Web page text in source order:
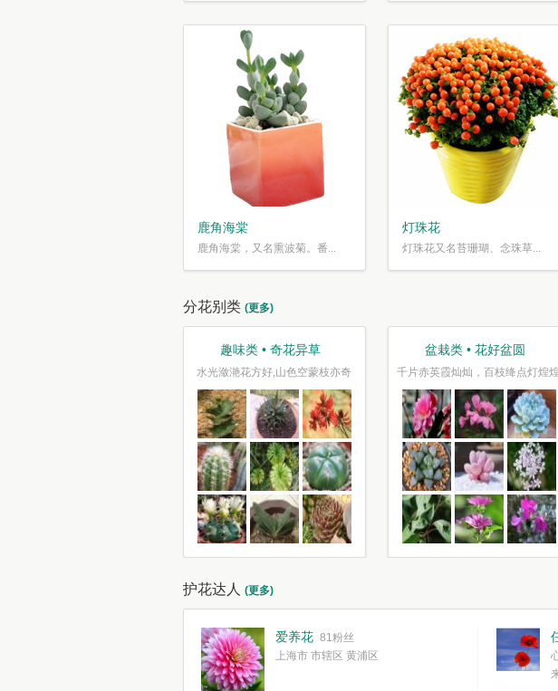
鹿角海棠
鹿角海棠，又名熏波菊。番...
灯珠花
灯珠花又名苔珊瑚、念珠草...
分花别类 (更多)
趣味类 • 奇花异草
水光潋滟花方好,山色空蒙枝亦奇
盆栽类 • 花好盆圆
千片赤英霞灿灿，百枝绛点灯煌煌
护花达人 (更多)
爱养花 81粉丝
上海市 市辖区 黄浦区